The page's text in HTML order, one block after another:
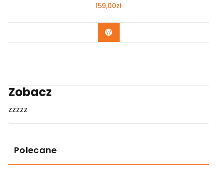
159,00zł
Zobacz
Zobacz
zzzzz
Polecane